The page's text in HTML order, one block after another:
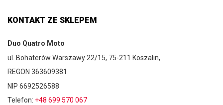
KONTAKT ZE SKLEPEM
Duo Quatro Moto
ul. Bohaterów Warszawy 22/15, 75-211 Koszalin,
REGON 363609381
NIP 6692526588
Telefon: +48 699 570 067